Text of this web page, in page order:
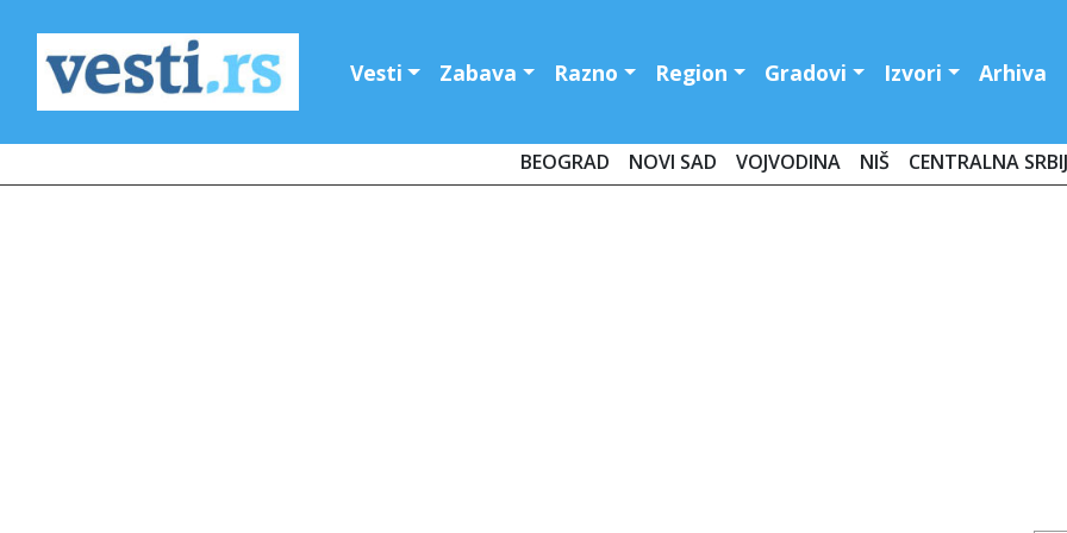
Vesti Zabava Razno Region Gradovi Izvori Arhiva
BEOGRAD NOVI SAD VOJVODINA NIŠ CENTRALNA